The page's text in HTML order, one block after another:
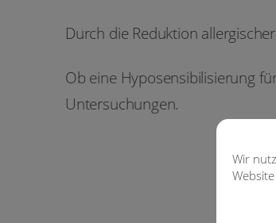
Wir
Durch die Reduktion
Ob eine Hyposensibilisierung
Untersuchungen.